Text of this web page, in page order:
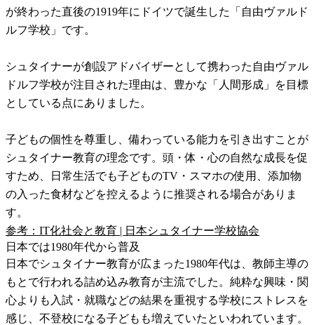
が終わった直後の1919年にドイツで誕生した「自由ヴァルド
ルフ学校」です。
シュタイナーが創設アドバイザーとして携わった自由ヴァル
ドルフ学校が注目された理由は、豊かな「人間形成」を目標
としている点にありました。
子どもの個性を尊重し、備わっている能力を引き出すことが
シュタイナー教育の理念です。頭・体・心の自然な成長を促
すため、日常生活でも子どものTV・スマホの使用、添加物
の入った食材などを控えるように推奨される場合がありま
す。
参考：IT化社会と教育 | 日本シュタイナー学校協会
日本では1980年代から普及
日本でシュタイナー教育が広まった1980年代は、教師主導の
もとで行われる詰め込み教育が主流でした。純粋な興味・関
心よりも入試・就職などの結果を重視する学校にストレスを
感じ、不登校になる子どもも増えていたといわれています。